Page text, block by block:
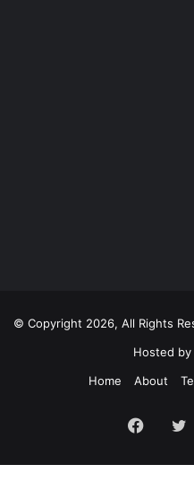
© Copyright 2026, All Rights
Hosted by
Home
About